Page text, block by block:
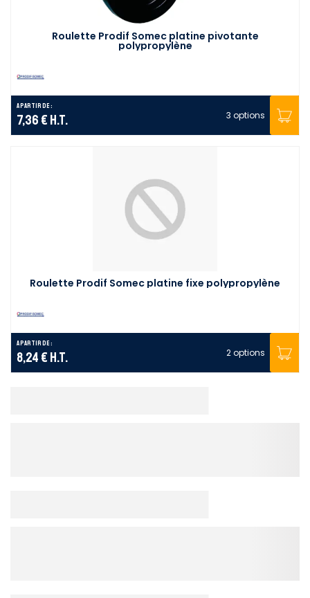
Roulette Prodif Somec platine pivotante
polypropylène
A partir de :
7,36 € H.T. 3 options
Roulette Prodif Somec platine fixe polypropylène
A partir de :
8,24 € H.T. 2 options